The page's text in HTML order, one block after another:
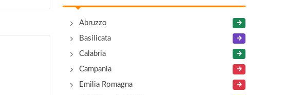
Abruzzo
Basilicata
Calabria
Campania
Emilia Romagna